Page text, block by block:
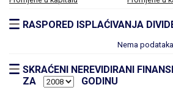
RASPORED ISPLAĆIVANJA
Nema
SKRAĆENI NEREVIDIRANI
ZA
GODINU